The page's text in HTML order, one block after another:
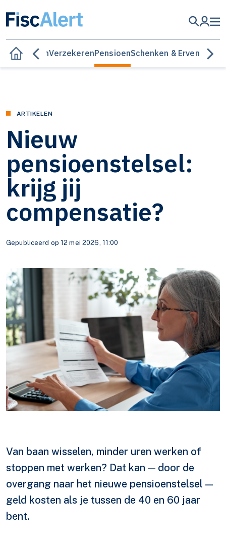
& beleggenVerzekerenPensioenSchenken & Erven
ARTIKELEN
Nieuw
pensioenstelsel:
krijg jij
compensatie?
Gepubliceerd op 12 mei 2026, 11:00
Van baan wisselen, minder uren werken of
stoppen met werken? Dat kan — door de
overgang naar het nieuwe pensioenstelsel —
geld kosten als je tussen de 40 en 60 jaar
bent.